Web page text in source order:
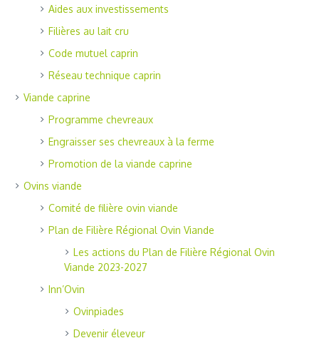
Aides aux investissements
Filières au lait cru
Code mutuel caprin
Réseau technique caprin
Viande caprine
Programme chevreaux
Engraisser ses chevreaux à la ferme
Promotion de la viande caprine
Ovins viande
Comité de filière ovin viande
Plan de Filière Régional Ovin Viande
Les actions du Plan de Filière Régional Ovin
Viande 2023-2027
Inn’Ovin
Ovinpiades
Devenir éleveur